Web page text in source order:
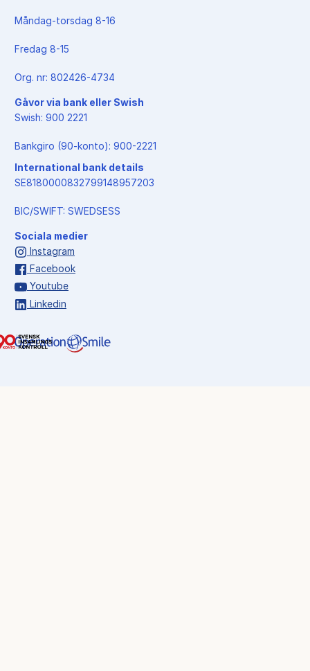
Måndag-torsdag 8-16
Fredag 8-15
Org. nr: 802426-4734
Gåvor via bank eller Swish
Swish: 900 2221
Bankgiro (90-konto): 900-2221
International bank details
SE8180000832799148957203
BIC/SWIFT: SWEDSESS
Sociala medier
Instagram
Facebook
Youtube
Linkedin